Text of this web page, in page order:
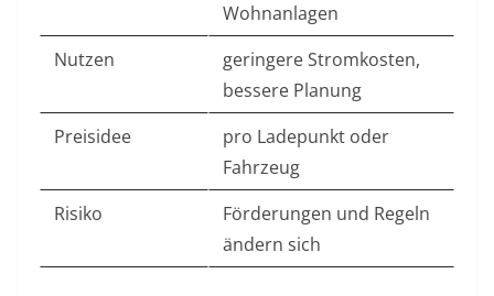
Wohnanlagen
Nutzen
geringere Stromkosten,
bessere Planung
Preisidee
pro Ladepunkt oder
Fahrzeug
Risiko
Förderungen und Regeln
ändern sich